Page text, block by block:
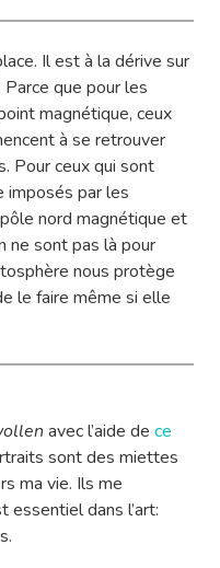
Il est à la dérive sur
que pour les
magnétique, ceux
à se retrouver
Pour ceux qui sont
imposés par les
nord magnétique et
ne sont pas là pour
nous protège
le faire même si elle
avec l’aide de ce
sont des miettes
ma vie. Ils me
essentiel dans l’art: